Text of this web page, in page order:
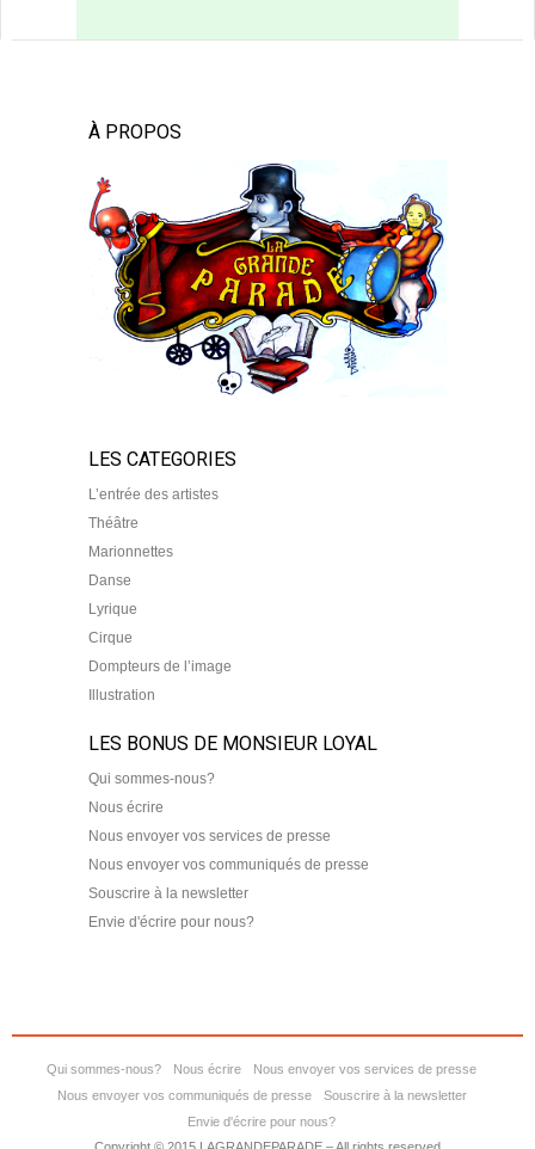
À PROPOS
LES CATEGORIES
L’entrée des artistes
Théâtre
Marionnettes
Danse
Lyrique
Cirque
Dompteurs de l’image
Illustration
LES BONUS DE MONSIEUR LOYAL
Qui sommes-nous?
Nous écrire
Nous envoyer vos services de presse
Nous envoyer vos communiqués de presse
Souscrire à la newsletter
Envie d'écrire pour nous?
Qui sommes-nous? Nous écrire
Nous envoyer vos services de presse
Nous envoyer vos communiqués de presse
Souscrire à la newsletter
Envie d'écrire pour nous?